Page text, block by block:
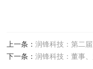
上一条：润锋科技：第二
下一条：润锋科技：董事